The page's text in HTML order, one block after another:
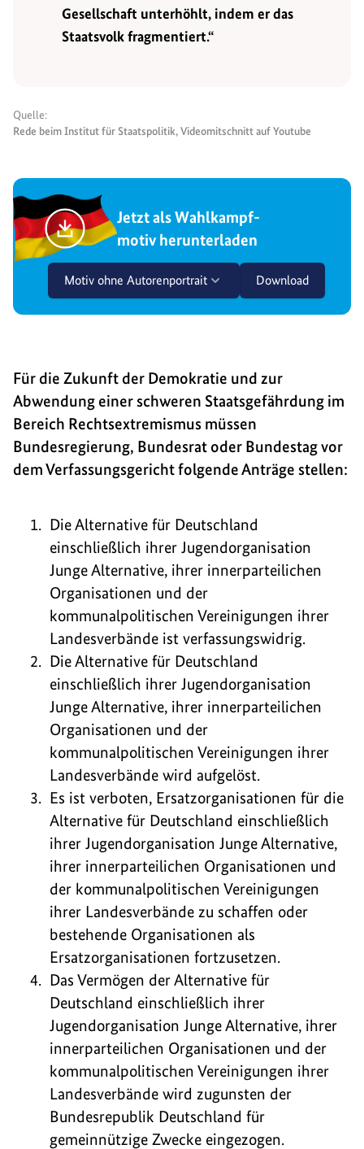
Gesellschaft unterhöhlt, indem er das
Staatsvolk fragmentiert.“
Quelle:
Rede beim Institut für Staatspolitik, Videomitschnitt auf Youtube
Jetzt als Wahlkampf-
motiv herunterladen
Motiv ohne Autorenportrait Download
Für die Zukunft der Demokratie und zur
Abwendung einer schweren Staatsgefährdung im
Bereich Rechtsextremismus müssen
Bundesregierung, Bundesrat oder Bundestag vor
dem Verfassungsgericht folgende Anträge stellen:
Die Alternative für Deutschland
einschließlich ihrer Jugendorganisation
Junge Alternative, ihrer innerparteilichen
Organisationen und der
kommunalpolitischen Vereinigungen ihrer
Landesverbände ist verfassungswidrig.
Die Alternative für Deutschland
einschließlich ihrer Jugendorganisation
Junge Alternative, ihrer innerparteilichen
Organisationen und der
kommunalpolitischen Vereinigungen ihrer
Landesverbände wird aufgelöst.
Es ist verboten, Ersatzorganisationen für die
Alternative für Deutschland einschließlich
ihrer Jugendorganisation Junge Alternative,
ihrer innerparteilichen Organisationen und
der kommunalpolitischen Vereinigungen
ihrer Landesverbände zu schaffen oder
bestehende Organisationen als
Ersatzorganisationen fortzusetzen.
Das Vermögen der Alternative für
Deutschland einschließlich ihrer
Jugendorganisation Junge Alternative, ihrer
innerparteilichen Organisationen und der
kommunalpolitischen Vereinigungen ihrer
Landesverbände wird zugunsten der
Bundesrepublik Deutschland für
gemeinnützige Zwecke eingezogen.